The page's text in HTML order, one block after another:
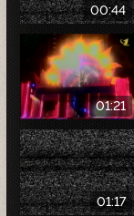
00:44
01:21
01:17